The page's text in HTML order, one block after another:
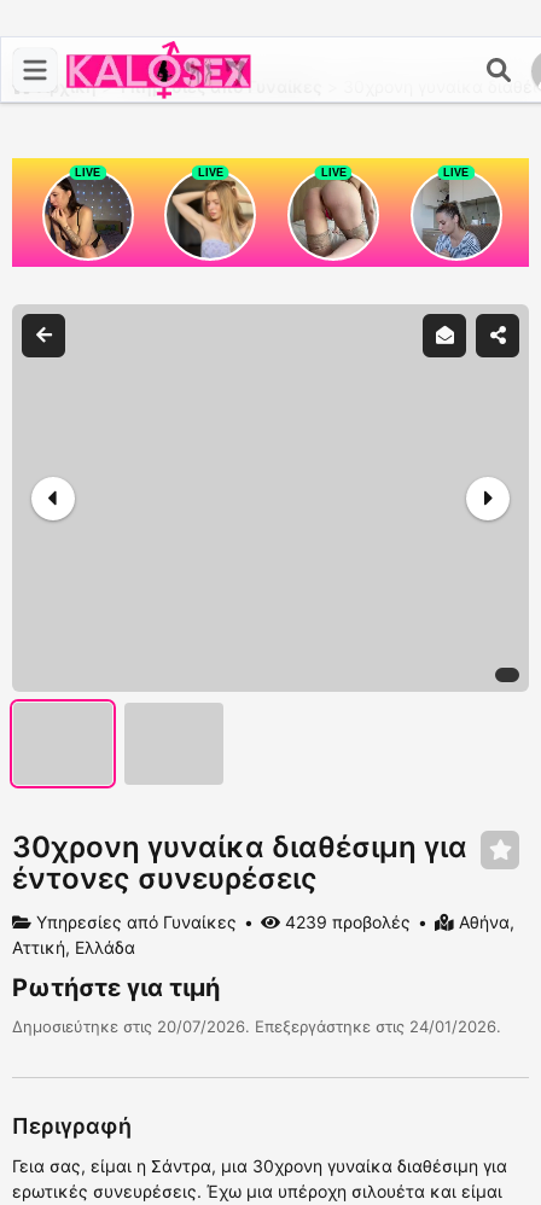
Αρχική >Υπηρεσίες από Γυναίκες 30χρονη γυναίκα
30χρονη γυναίκα διαθέσιμη για
έντονες συνευρέσεις
Υπηρεσίες από Γυναίκες 4239 προβολές
Αθήνα,
Αττική, Ελλάδα
Ρωτήστε για τιμή
Δημοσιεύτηκε στις 20/07/2026. Επεξεργάστηκε στις 24/01/2026.
Περιγραφή
Γεια σας, είμαι η Σάντρα, μια 30χρονη γυναίκα διαθέσιμη για
ερωτικές συνευρέσεις. Έχω μια υπέροχη σιλουέτα και είμαι